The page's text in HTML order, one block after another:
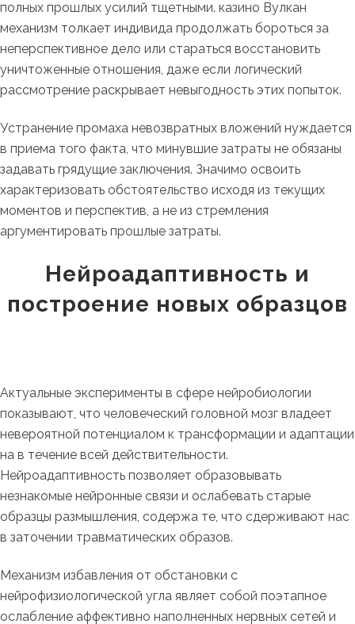
полных прошлых усилий тщетными. казино Вулкан
механизм толкает индивида продолжать бороться за
неперспективное дело или стараться восстановить
уничтоженные отношения, даже если логический
рассмотрение раскрывает невыгодность этих попыток.
Устранение промаха невозвратных вложений нуждается
в приема того факта, что минувшие затраты не обязаны
задавать грядущие заключения. Значимо освоить
характеризовать обстоятельство исходя из текущих
моментов и перспектив, а не из стремления
аргументировать прошлые затраты.
Нейроадаптивность и
построение новых образцов
Актуальные эксперименты в сфере нейробиологии
показывают, что человеческий головной мозг владеет
невероятной потенциалом к трансформации и адаптации
на в течение всей действительности.
Нейроадаптивность позволяет образовывать
незнакомые нейронные связи и ослабевать старые
образцы размышления, содержа те, что сдерживают нас
в заточении травматических образов.
Механизм избавления от обстановки с
нейрофизиологической угла являет собой поэтапное
ослабление аффективно наполненных нервных сетей и